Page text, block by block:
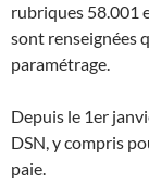
rubriques 58.001
sont renseignées
paramétrage.
Depuis le 1er
DSN, y compris
paie.